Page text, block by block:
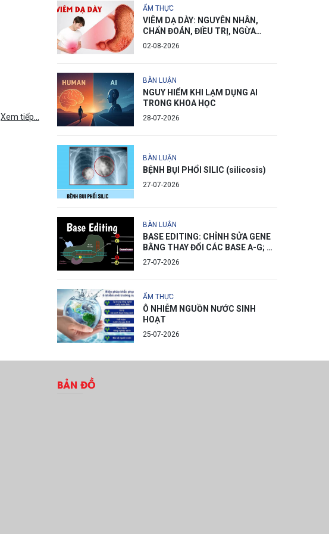
Xem tiếp...
ẨM THỰC
VIÊM DẠ DÀY: NGUYÊN NHÂN,
CHẨN ĐOÁN, ĐIỀU TRỊ, NGỪA
PHÒNG
02-08-2026
BÀN LUẬN
NGUY HIỂM KHI LẠM DỤNG AI
TRONG KHOA HỌC
28-07-2026
BÀN LUẬN
BỆNH BỤI PHỔI SILIC (silicosis)
27-07-2026
BÀN LUẬN
BASE EDITING: CHỈNH SỬA GENE
BẰNG THAY ĐỔI CÁC BASE A-G; C-
T
27-07-2026
ẨM THỰC
Ô NHIỄM NGUỒN NƯỚC SINH
HOẠT
25-07-2026
BẢN ĐỒ